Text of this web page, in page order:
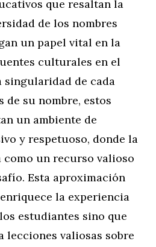
que resaltan la
de los nombres
un papel vital en la
culturales en el
singularidad de cada
de su nombre, estos
un ambiente de
y respetuoso, donde la
como un recurso valioso
Esta aproximación
la experiencia
estudiantes sino que
lecciones valiosas sobre